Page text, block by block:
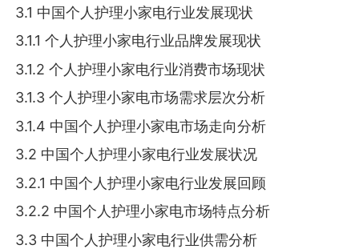
3.1 中国个人护理小家电行业发展现状
3.1.1 个人护理小家电行业品牌发展现状
3.1.2 个人护理小家电行业消费市场现状
3.1.3 个人护理小家电市场需求层次分析
3.1.4 中国个人护理小家电市场走向分析
3.2 中国个人护理小家电行业发展状况
3.2.1 中国个人护理小家电行业发展回顾
3.2.2 中国个人护理小家电市场特点分析
3.3 中国个人护理小家电行业供需分析